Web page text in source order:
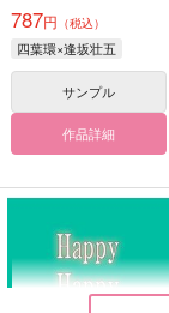
787円 （税込）
四葉環×逢坂壮五
サンプル
作品詳細